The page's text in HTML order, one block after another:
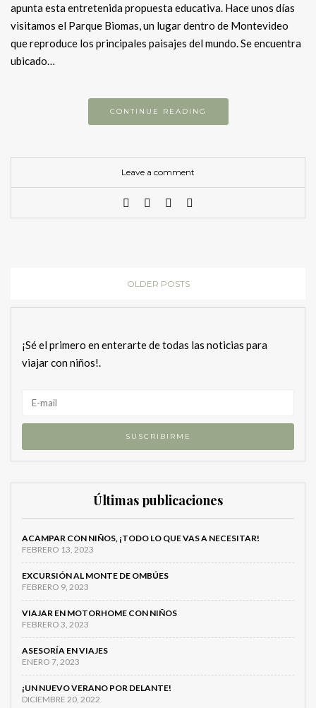
apunta esta entretenida propuesta educativa. Hace unos días
visitamos el Parque Biomas, un lugar dentro de Montevideo
que reproduce los principales paisajes del mundo. Se encuentra
ubicado…
CONTINUE READING
Leave a comment
OLDER POSTS
¡Sé el primero en enterarte de todas las noticias para
viajar con niños!.
Últimas publicaciones
ACAMPAR CON NIÑOS, ¡TODO LO QUE VAS A NECESITAR!
FEBRERO 13, 2023
EXCURSIÓN AL MONTE DE OMBÚES
FEBRERO 9, 2023
VIAJAR EN MOTORHOME CON NIÑOS
FEBRERO 3, 2023
ASESORÍA EN VIAJES
ENERO 7, 2023
¡UN NUEVO VERANO POR DELANTE!
DICIEMBRE 20, 2022